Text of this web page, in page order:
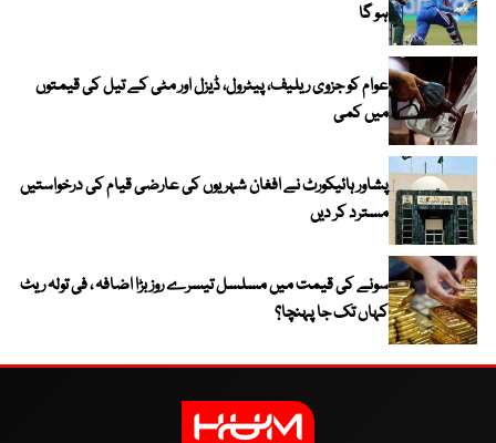
ہو گا
عوام کو جزوی ریلیف، پیٹرول، ڈیزل اور مٹی کے تیل کی قیمتوں
میں کمی
پشاور ہائیکورٹ نے افغان شہریوں کی عارضی قیام کی درخواستیں
مسترد کر دیں
سونے کی قیمت میں مسلسل تیسرے روز بڑا اضافہ ، فی تولہ ریٹ
کہاں تک جا پہنچا؟